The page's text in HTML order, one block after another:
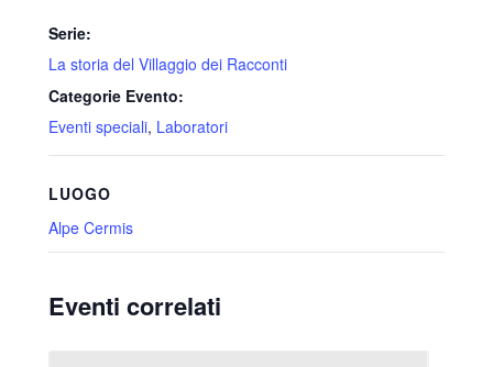
Serie:
La storia del Villaggio dei Racconti
Categorie Evento:
Eventi speciali, Laboratori
LUOGO
Alpe Cermis
Eventi correlati